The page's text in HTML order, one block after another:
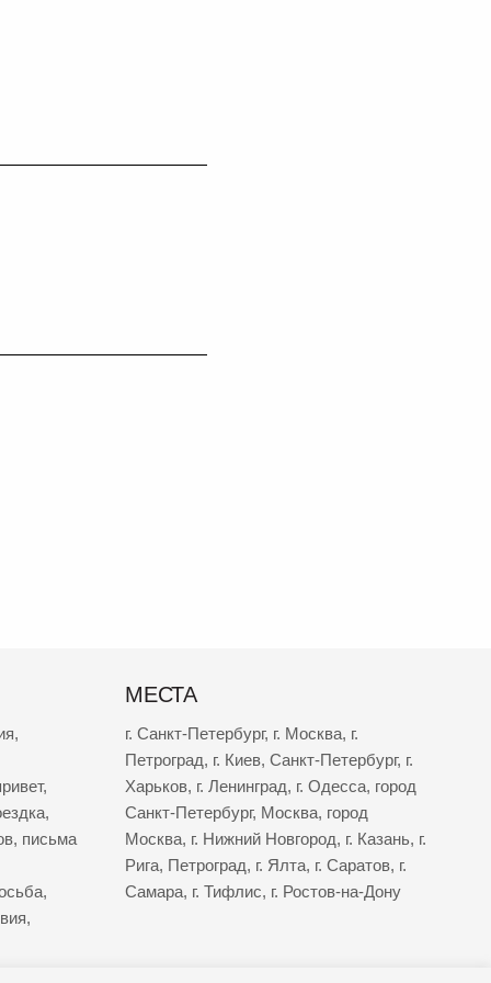
,
,
,
, письма
,
,
МЕСТА
г. Санкт-Петербург, г. Москва, г.
Петроград, г. Киев, Санкт-Петербург, г.
Харьков, г. Ленинград, г. Одесса, город
Санкт-Петербург, Москва, город
Москва, г. Нижний Новгород, г. Казань, г.
Рига, Петроград, г. Ялта, г. Саратов, г.
Самара, г. Тифлис, г. Ростов-на-Дону